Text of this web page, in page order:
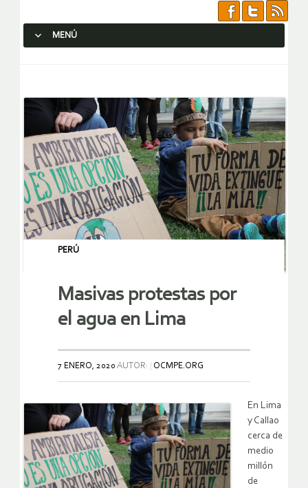
MENÚ
PERÚ
Masivas protestas por
el agua en Lima
7 ENERO, 2020 AUTOR: OCMPE.ORG
En Lima
y Callao
cerca de
medio
millón
de